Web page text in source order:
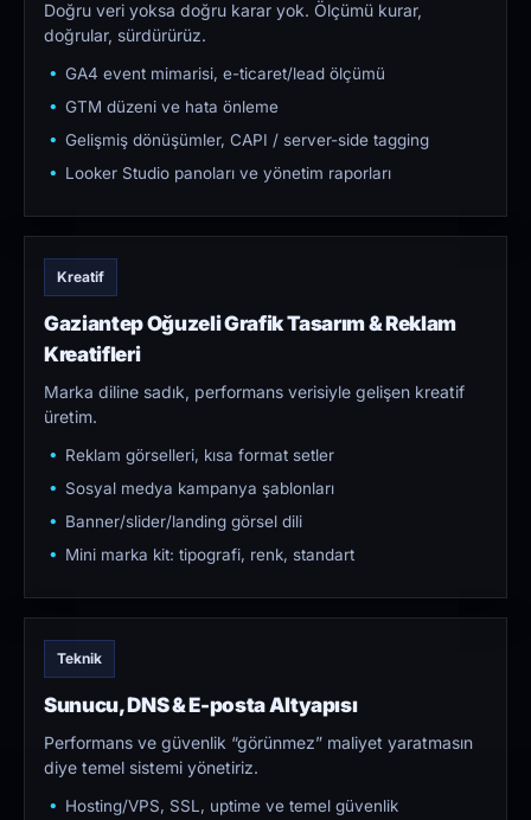
Doğru veri yoksa doğru karar yok. Ölçümü kurar,
doğrular, sürdürürüz.
GA4 event mimarisi, e-ticaret/lead ölçümü
GTM düzeni ve hata önleme
Gelişmiş dönüşümler, CAPI / server-side tagging
Looker Studio panoları ve yönetim raporları
Kreatif
Gaziantep Oğuzeli Grafik Tasarım & Reklam
Kreatifleri
Marka diline sadık, performans verisiyle gelişen kreatif
üretim.
Reklam görselleri, kısa format setler
Sosyal medya kampanya şablonları
Banner/slider/landing görsel dili
Mini marka kit: tipografi, renk, standart
Teknik
Sunucu, DNS & E-posta Altyapısı
Performans ve güvenlik “görünmez” maliyet yaratmasın
diye temel sistemi yönetiriz.
Hosting/VPS, SSL, uptime ve temel güvenlik